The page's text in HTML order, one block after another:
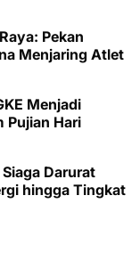
Pekan
Menjaring Atlet
Menjadi
Pujian Hari
Darurat
hingga Tingkat